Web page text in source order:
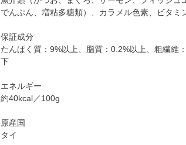
でんぷん、増粘多糖類）、カラメル色素、ビタミ
保証成分
たんぱく質：9%以上、脂質：0.2%以上、粗繊維
下
エネルギー
約40kcal／100g
原産国
タイ